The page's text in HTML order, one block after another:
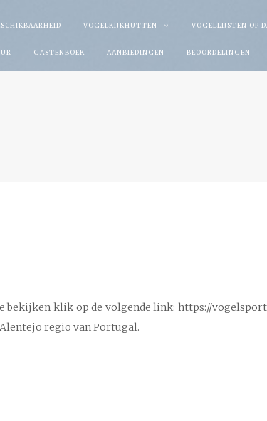
VOGELKIJKHUTTEN VOGELLIJSTEN OP
GASTENBOEK AANBIEDINGEN BEOORDELINGEN
bekijken klik op de volgende link: https://
regio van Portugal.